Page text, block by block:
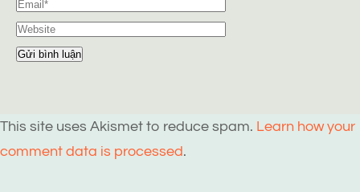
This site uses Akismet to reduce spam. Learn how your
comment data is processed.